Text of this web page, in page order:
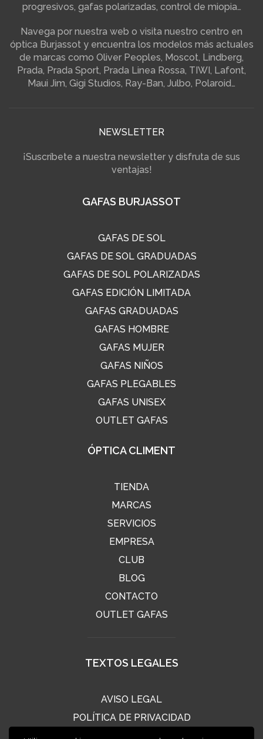
progresivos, gafas polarizadas, control de miopia…
Navega por nuestra web o visita nuestro centro en
óptica Burjassot y encuentra los modelos más actuales
de marcas como Oliver Peoples, Moscot, Lindberg,
Prada, Prada Sport, Prada Linea Rossa, TIWI, Lafont,
Maui Jim, Gigi Studios, Ray-Ban, Julbo, Polaroid…
NEWSLETTER
¡Suscríbete a nuestra newsletter y disfruta de sus
ventajas!
GAFAS BURJASSOT
GAFAS DE SOL
GAFAS DE SOL GRADUADAS
GAFAS DE SOL POLARIZADAS
GAFAS EDICIÓN LIMITADA
GAFAS GRADUADAS
GAFAS HOMBRE
GAFAS MUJER
GAFAS NIÑOS
GAFAS PLEGABLES
GAFAS UNISEX
OUTLET GAFAS
ÓPTICA CLIMENT
TIENDA
MARCAS
SERVICIOS
EMPRESA
CLUB
BLOG
CONTACTO
OUTLET GAFAS
TEXTOS LEGALES
AVISO LEGAL
POLÍTICA DE PRIVACIDAD
POLÍTICA DE COOKIES